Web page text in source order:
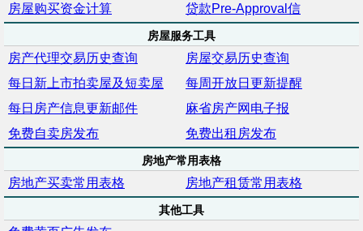
房屋购买资金计算 贷款Pre-Approval信
房屋服务工具
房产代理交易历史查询
房屋交易历史查询
每日新上市拍卖屋及短卖屋
每周开放日更新提醒
每日房产信息更新邮件
麻省房产网电子报
免费自卖房发布
免费出租房发布
房地产常用表格
房地产买卖常用表格 房地产租赁常用表格
其他工具